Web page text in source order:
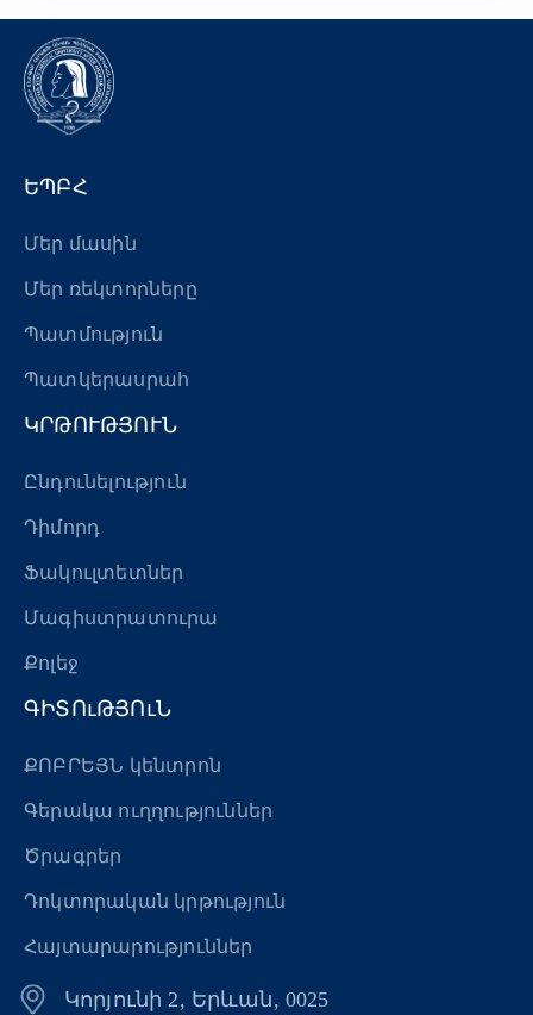
ԵՊԲՀ
Մեր մասին
Մեր ռեկտորները
Պատմություն
Պատկերասրահ
ԿՐԹՈՒԹՅՈՒՆ
Ընդունելություն
Դիմորդ
Ֆակուլտետներ
Մագիստրատուրա
Քոլեջ
ԳԻՏՈւԹՅՈւՆ
ՔՈԲՐԵՅՆ կենտրոն
Գերակա ուղղություններ
Ծրագրեր
Դոկտորական կրթություն
Հայտարարություններ
Կորյունի 2, Երևան, 0025